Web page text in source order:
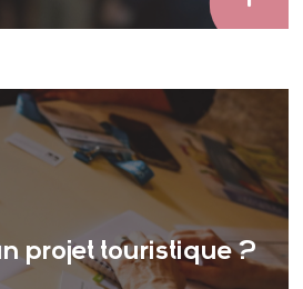
projet touristique ?